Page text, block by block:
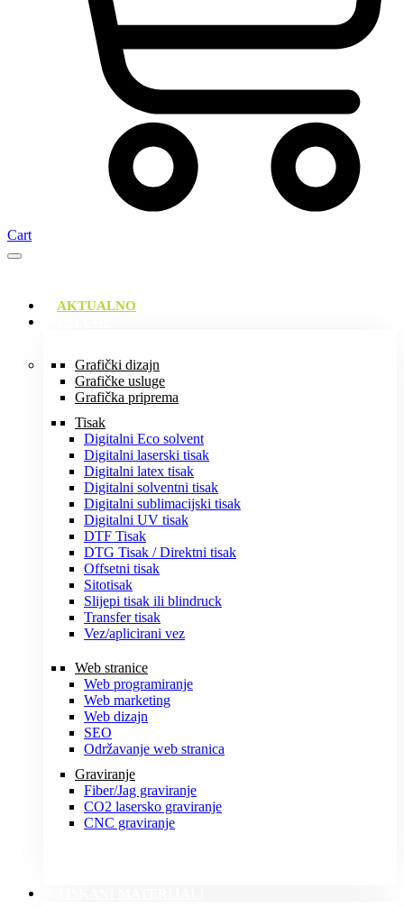
Cart
AKTUALNO
Grafički dizajn
Grafičke usluge
Grafička priprema
Tisak
Digitalni Eco solvent
Digitalni laserski tisak
Digitalni latex tisak
Digitalni solventni tisak
Digitalni sublimacijski tisak
Digitalni UV tisak
DTF Tisak
DTG Tisak / Direktni tisak
Offsetni tisak
Sitotisak
Slijepi tisak ili blindruck
Transfer tisak
Vez/aplicirani vez
Web stranice
Web programiranje
Web marketing
Web dizajn
SEO
Održavanje web stranica
Graviranje
Fiber/Jag graviranje
CO2 lasersko graviranje
CNC graviranje